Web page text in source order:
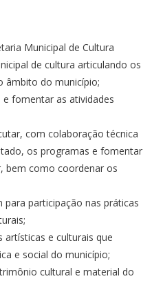
Municipal de Cultura
de cultura articulando os
âmbito do município;
fomentar as atividades
com colaboração técnica
os programas e fomentar
bem como coordenar os
para participação nas práticas
artísticas e culturais que
e social do município;
cultural e material do